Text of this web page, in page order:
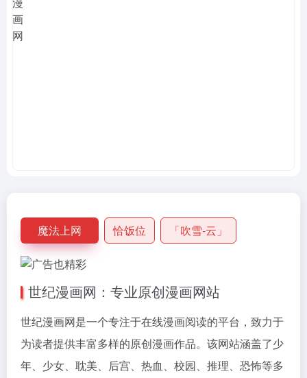
魔法上网 恰饭位 「吹雪-云」
世纪漫画网：专业原创漫画网站
世纪漫画网是一个专注于在线漫画阅读的平台，致力于
为读者提供丰富多样的原创漫画作品。该网站涵盖了少
年、少女、耽美、后宫、热血、校园、推理、恐怖等多